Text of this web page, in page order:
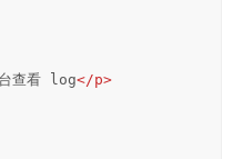
台查看 log</p>